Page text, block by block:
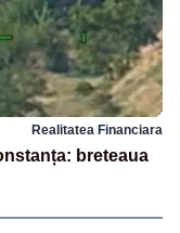
Realitatea Financiara
breteaua